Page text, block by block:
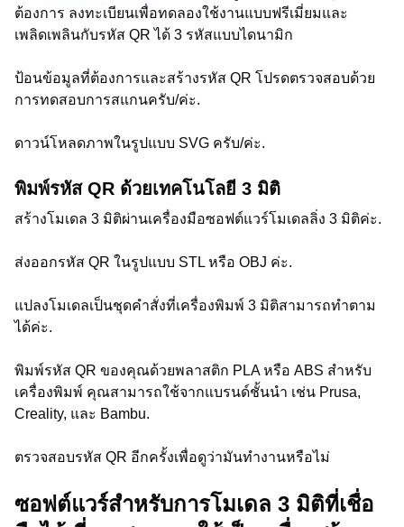
ต้องการ ลงทะเบียนเพื่อทดลองใช้งานแบบฟรีเมี่ยมและ
เพลิดเพลินกับรหัส QR ได้ 3 รหัสแบบไดนามิก
ป้อนข้อมูลที่ต้องการและสร้างรหัส QR โปรดตรวจสอบด้วย
การทดสอบการสแกนครับ/ค่ะ.
ดาวน์โหลดภาพในรูปแบบ SVG ครับ/ค่ะ.
พิมพ์รหัส QR ด้วยเทคโนโลยี 3 มิติ
สร้างโมเดล 3 มิติผ่านเครื่องมือซอฟต์แวร์โมเดลลิ่ง 3 มิติค่ะ.
ส่งออกรหัส QR ในรูปแบบ STL หรือ OBJ ค่ะ.
แปลงโมเดลเป็นชุดคำสั่งที่เครื่องพิมพ์ 3 มิติสามารถทำตาม
ได้ค่ะ.
พิมพ์รหัส QR ของคุณด้วยพลาสติก PLA หรือ ABS สำหรับ
เครื่องพิมพ์ คุณสามารถใช้จากแบรนด์ชั้นนำ เช่น Prusa,
Creality, และ Bambu.
ตรวจสอบรหัส QR อีกครั้งเพื่อดูว่ามันทำงานหรือไม่
ซอฟต์แวร์สำหรับการโมเดล 3 มิติที่เชื่อ